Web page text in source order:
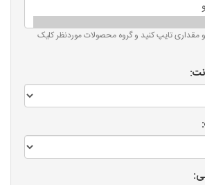
و مقداری تایپ کنید و گروه محصولات موردنظر کلیک